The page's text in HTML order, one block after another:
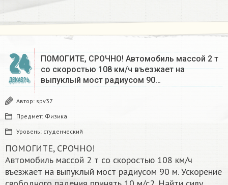
24
ДЕКАБРЬ
ПОМОГИТЕ, СРОЧНО! Автомобиль массой 2 т
со скоростью 108 км/ч въезжает на
выпуклый мост радиусом 90…
Автор: spv37
Предмет: Физика
Уровень: студенческий
ПОМОГИТЕ, СРОЧНО!
Автомобиль массой 2 т со скоростью 108 км/ч
въезжает на выпуклый мост радиусом 90 м. Ускорение